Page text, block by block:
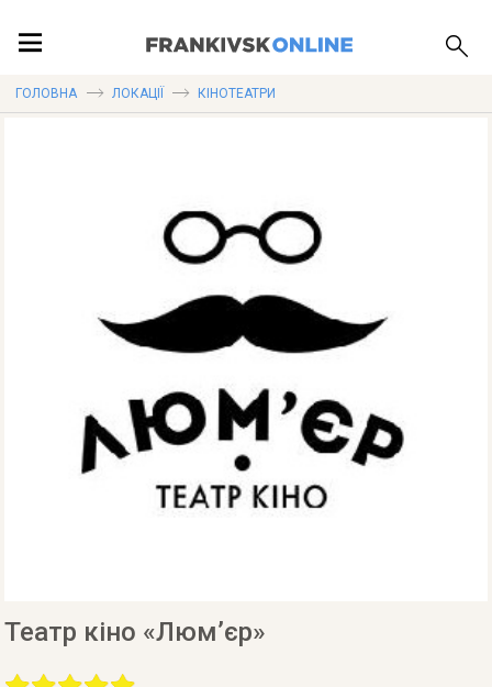
ГОЛОВНА ЛОКАЦІЇ КІНОТЕАТРИ
Театр кіно «Люм’єр»